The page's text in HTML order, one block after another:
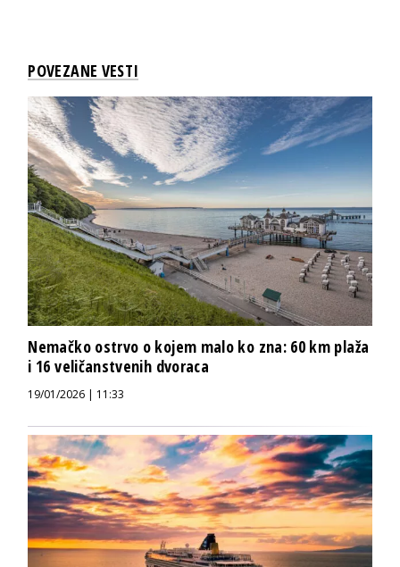
POVEZANE VESTI
Nemačko ostrvo o kojem malo ko zna: 60 km plaža
i 16 veličanstvenih dvoraca
19/01/2026 | 11:33